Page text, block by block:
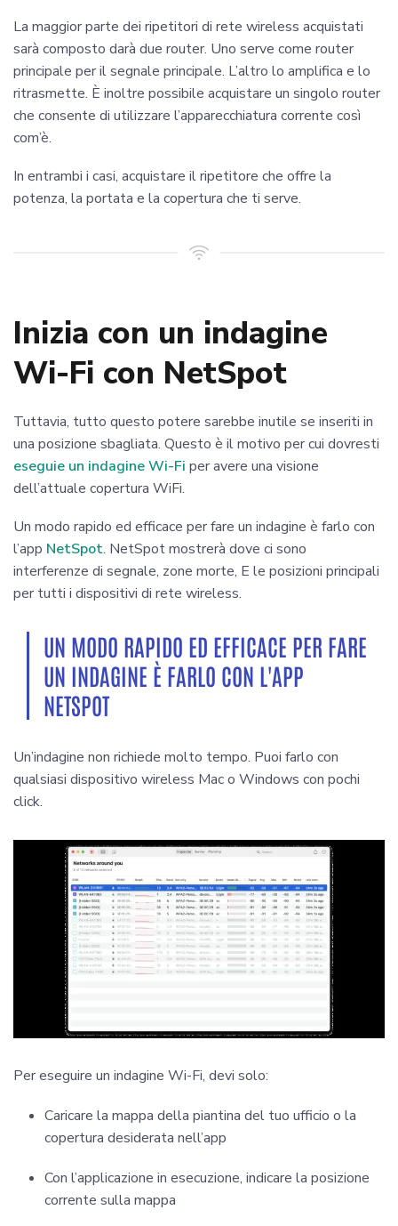
La maggior parte dei ripetitori di rete wireless acquistati
sarà composto darà due router. Uno serve come router
principale per il segnale principale. L’altro lo amplifica e lo
ritrasmette. È inoltre possibile acquistare un singolo router
che consente di utilizzare l’apparecchiatura corrente così
com’è.
In entrambi i casi, acquistare il ripetitore che offre la
potenza, la portata e la copertura che ti serve.
Inizia con un indagine
Wi-Fi con NetSpot
Tuttavia, tutto questo potere sarebbe inutile se inseriti in
una posizione sbagliata. Questo è il motivo per cui dovresti
eseguie un indagine Wi-Fi per avere una visione
dell’attuale copertura WiFi.
Un modo rapido ed efficace per fare un indagine è farlo con
l’app NetSpot. NetSpot mostrerà dove ci sono
interferenze di segnale, zone morte, E le posizioni principali
per tutti i dispositivi di rete wireless.
UN MODO RAPIDO ED EFFICACE PER FARE
UN INDAGINE È FARLO CON L'APP
NETSPOT
Un’indagine non richiede molto tempo. Puoi farlo con
qualsiasi dispositivo wireless Mac o Windows con pochi
click.
Per eseguire un indagine Wi-Fi, devi solo:
Caricare la mappa della piantina del tuo ufficio o la
copertura desiderata nell’app
Con l’applicazione in esecuzione, indicare la posizione
corrente sulla mappa